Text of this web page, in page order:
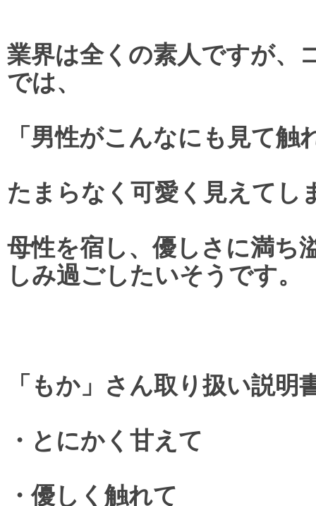
業界は全くの素人ですが、
では、
「男性がこんなにも見て
たまらなく可愛く見えてし
母性を宿し、優しさに満ち
しみ過ごしたいそうです。
「もか」さん取り扱い説明
・とにかく甘えて
・優しく触れて